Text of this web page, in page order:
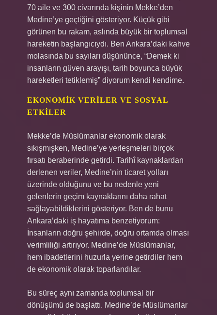
70 aile ve 300 civarında kişinin Mekke’den
Medine’ye geçtiğini gösteriyor. Küçük gibi
görünen bu rakam, aslında büyük bir toplumsal
hareketin başlangıcıydı. Ben Ankara’daki kahve
molasında bu sayıları düşününce, “Demek ki
insanların güven arayışı, tarih boyunca büyük
hareketleri tetiklemiş” diyorum kendi kendime.
EKONOMIK VERILER VE SOSYAL
ETKILER
Mekke’de Müslümanlar ekonomik olarak
sıkışmışken, Medine’ye yerleşmeleri birçok
fırsatı beraberinde getirdi. Tarihî kaynaklardan
derlenen veriler, Medine’nin ticaret yolları
üzerinde olduğunu ve bu nedenle yeni
gelenlerin geçim kaynaklarını daha rahat
sağlayabildiklerini gösteriyor. Ben de bunu
Ankara’daki iş hayatıma benzetiyorum:
İnsanların doğru şehirde, doğru ortamda olması
verimliliği artırıyor. Medine’de Müslümanlar,
hem ibadetlerini huzurla yerine getirdiler hem
de ekonomik olarak toparlandılar.
Bu süreç aynı zamanda toplumsal bir
dönüşümü de başlattı. Medine’de Müslümanlar